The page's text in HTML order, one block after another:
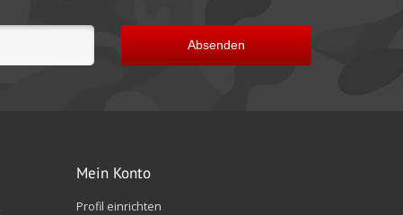
Absenden
Mein Konto
Profil einrichten